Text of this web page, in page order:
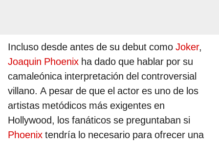
Incluso desde antes de su debut como Joker,
Joaquin Phoenix ha dado que hablar por su
camaleónica interpretación del controversial
villano. A pesar de que el actor es uno de los
artistas metódicos más exigentes en
Hollywood, los fanáticos se preguntaban si
Phoenix tendría lo necesario para ofrecer una